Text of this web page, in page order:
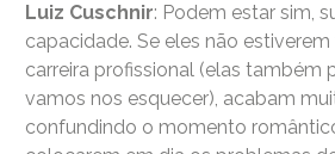
Luiz Cuschnir: Podem estar sim,
capacidade. Se eles não
carreira profissional (elas também
vamos nos esquecer), acabam
confundindo o momento